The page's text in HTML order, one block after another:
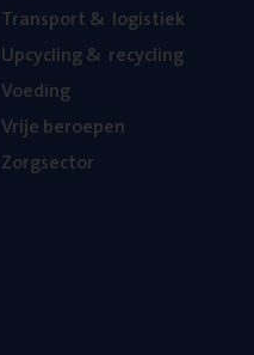
Trans­port& logistiek
Upcy­cling& recycling
Voe­ding
Vrije beroe­pen
Zorg­sec­tor